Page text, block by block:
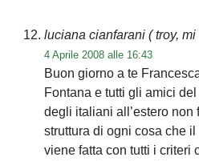
luciana cianfarani ( troy, mi
4 Aprile 2008 alle 16:43
Buon giorno a te
Fontana e tutti gli amici
degli italiani all’estero non
struttura di ogni cosa che
viene fatta con tutti i criteri